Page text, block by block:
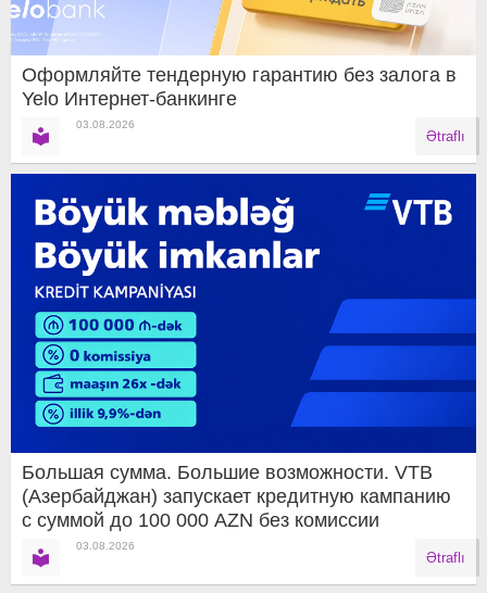
Оформляйте тендерную гарантию без залога в
Yelo Интернет-банкинге
03.08.2026
Ətraflı
Большая сумма. Большие возможности. VTB
(Азербайджан) запускает кредитную кампанию
с суммой до 100 000 AZN без комиссии
03.08.2026
Ətraflı